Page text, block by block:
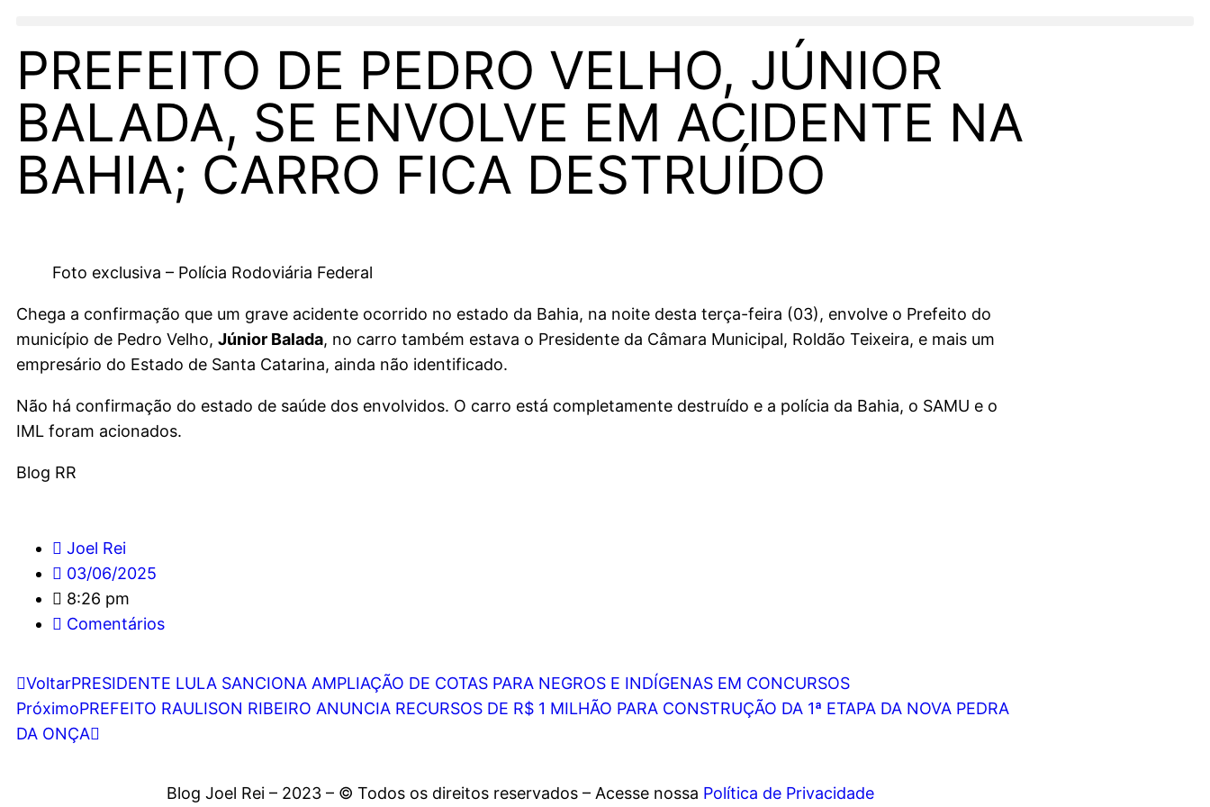
PREFEITO DE PEDRO VELHO, JÚNIOR
BALADA, SE ENVOLVE EM ACIDENTE NA
BAHIA; CARRO FICA DESTRUÍDO
Foto exclusiva – Polícia Rodoviária Federal
Chega a confirmação que um grave acidente ocorrido no estado da Bahia, na noite desta terça-feira (03), envolve o Prefeito do
município de Pedro Velho, Júnior Balada, no carro também estava o Presidente da Câmara Municipal, Roldão Teixeira, e mais um
empresário do Estado de Santa Catarina, ainda não identificado.
Não há confirmação do estado de saúde dos envolvidos. O carro está completamente destruído e a polícia da Bahia, o SAMU e o
IML foram acionados.
Blog RR
Joel Rei
03/06/2025
8:26 pm
Comentários
VoltarPRESIDENTE LULA SANCIONA AMPLIAÇÃO DE COTAS PARA NEGROS E INDÍGENAS EM CONCURSOS
PróximoPREFEITO RAULISON RIBEIRO ANUNCIA RECURSOS DE R$ 1 MILHÃO PARA CONSTRUÇÃO DA 1ª ETAPA DA NOVA PEDRA
DA ONÇA
Blog Joel Rei – 2023 – © Todos os direitos reservados – Acesse nossa Política de Privacidade